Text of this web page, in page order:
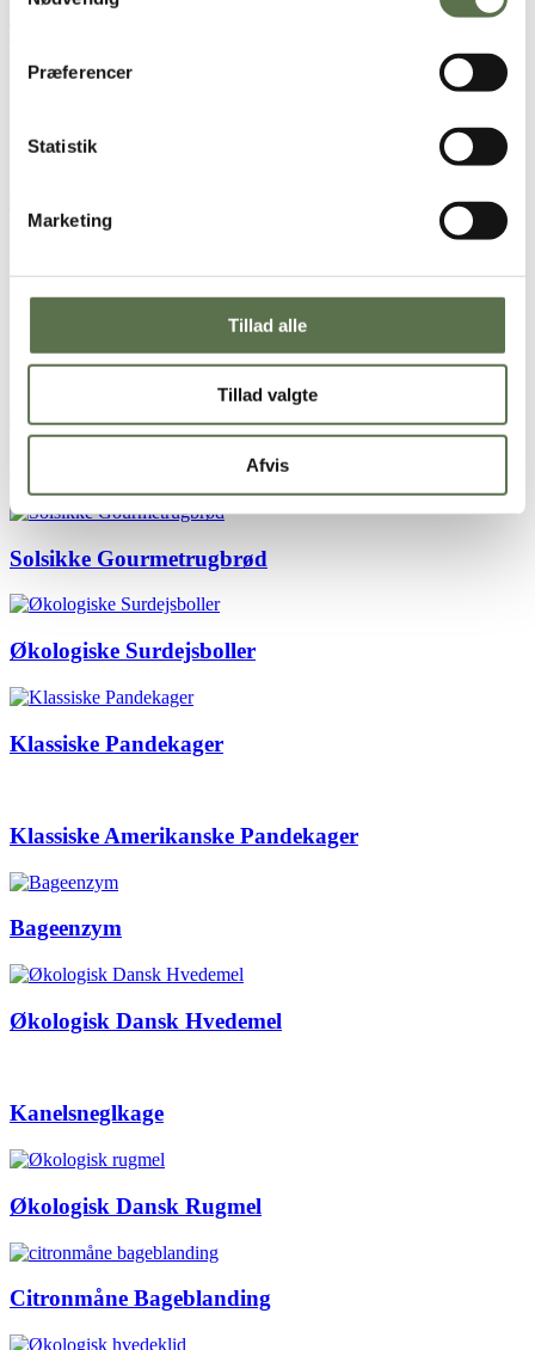
Præferencer
Statistik
Marketing
Tillad alle
Tillad valgte
Afvis
Solsikke Gourmetrugbrød
Økologiske Surdejsboller
Klassiske Pandekager
Klassiske Amerikanske Pandekager
Bageenzym
Økologisk Dansk Hvedemel
Kanelsneglkage
Økologisk Dansk Rugmel
Citronmåne Bageblanding